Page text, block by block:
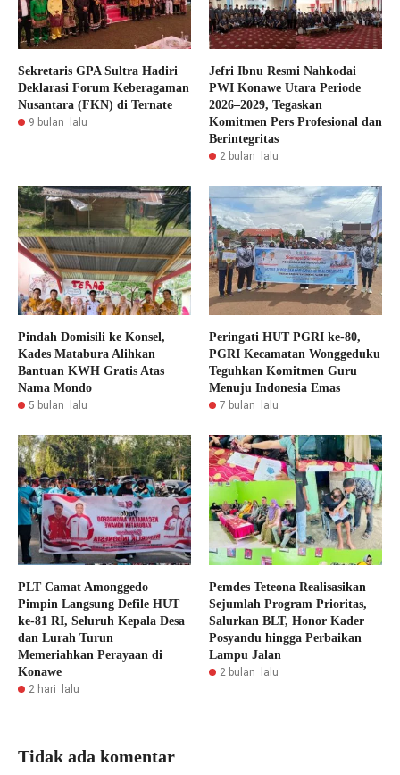
Sekretaris GPA Sultra Hadiri
Deklarasi Forum Keberagaman
Nusantara (FKN) di Ternate
9 bulan lalu
Jefri Ibnu Resmi Nahkodai
PWI Konawe Utara Periode
2026–2029, Tegaskan
Komitmen Pers Profesional dan
Berintegritas
2 bulan lalu
Pindah Domisili ke Konsel,
Kades Matabura Alihkan
Bantuan KWH Gratis Atas
Nama Mondo
5 bulan lalu
Peringati HUT PGRI ke-80,
PGRI Kecamatan Wonggeduku
Teguhkan Komitmen Guru
Menuju Indonesia Emas
7 bulan lalu
PLT Camat Amonggedo
Pimpin Langsung Defile HUT
ke-81 RI, Seluruh Kepala Desa
dan Lurah Turun
Memeriahkan Perayaan di
Konawe
2 hari lalu
Pemdes Teteona Realisasikan
Sejumlah Program Prioritas,
Salurkan BLT, Honor Kader
Posyandu hingga Perbaikan
Lampu Jalan
2 bulan lalu
Tidak ada komentar